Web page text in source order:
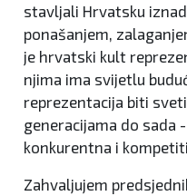
stavljali Hrvatsku
ponašanjem,
je hrvatski kult
njima ima svijetlu
reprezentacija biti
generacijama do sada
konkurentna i
Zahvaljujem